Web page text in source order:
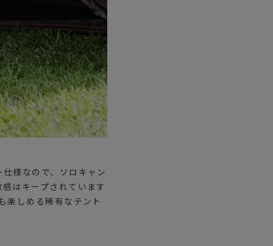
様なので、ソロキャン
はキープされています
楽しめる稀有なテント